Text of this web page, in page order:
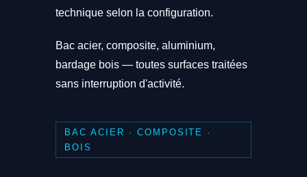
technique selon la configuration.
Bac acier, composite, aluminium,
bardage bois — toutes surfaces traitées
sans interruption d'activité.
BAC ACIER · COMPOSITE ·
BOIS